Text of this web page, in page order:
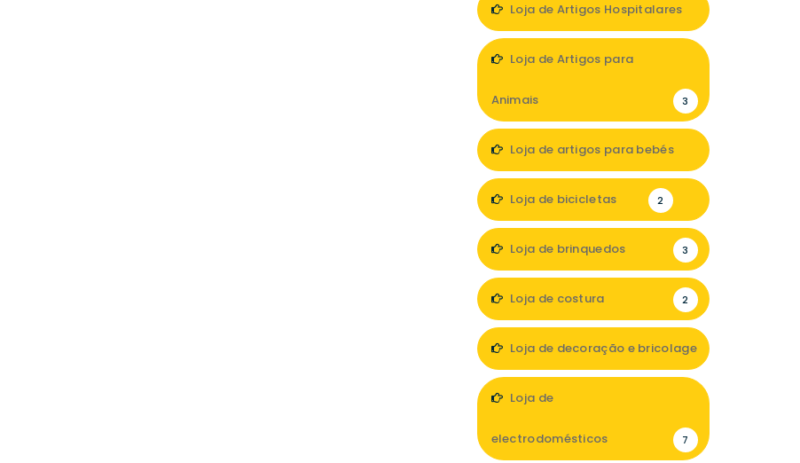
Loja de Artigos Hospitalares
Loja de Artigos para
Animais 3
Loja de artigos para bebés
Loja de bicicletas 2
Loja de brinquedos 3
Loja de costura 2
Loja de decoração e bricolage
Loja de
electrodomésticos 7